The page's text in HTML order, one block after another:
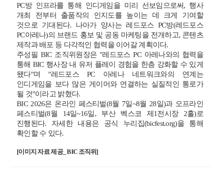
PC방 인프라를 통해 인디게임을 미리 선보임으로써, 행사
개최 전부터 출품작의 인지도를 높이는 데 크게 기여할
것으로 기대된다. 나아가 양사는 레드포스 PC방(레드포스
PC아레나)의 브랜드 홍보 및 공동 마케팅을 전개하고, 콘텐츠
제작과 배포 등 다각적인 협력을 이어갈 계획이다.
주성필 BIC 조직위원장은 "레드포스 PC 아레나와의 협력을
통해 BIC 행사장 내 유저 플레이 경험을 한층 강화할 수 있게
됐다"며 "레드포스 PC 아레나 네트워크와의 연계는
인디게임을 보다 많은 게이머와 연결하는 실질적인 통로가
될 것"이라고 밝혔다.
BIC 2026은 온라인 페스티벌(8월 7일~8월 28일)과 오프라인
페스티벌(8월 14일~16일, 부산 벡스코 제1전시장 2홀)로
진행된다. 자세한 내용은 공식 누리집(bicfest.org)을 통해
확인할 수 있다.
[이미지자료제공_ BIC 조직위]